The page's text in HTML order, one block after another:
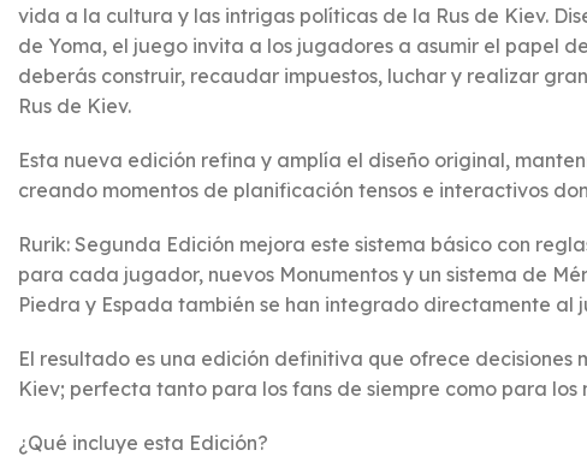
vida a la cultura y las intrigas políticas de la Rus de Kiev.
de Yoma, el juego invita a los jugadores a asumir el papel
deberás construir, recaudar impuestos, luchar y realizar
Rus de Kiev.
Esta nueva edición refina y amplía el diseño original,
creando momentos de planificación tensos e interactivos
Rurik: Segunda Edición mejora este sistema básico con
para cada jugador, nuevos Monumentos y un sistema de
Piedra y Espada también se han integrado directamente al
El resultado es una edición definitiva que ofrece
Kiev; perfecta tanto para los fans de siempre como para los
¿Qué incluye esta Edición?